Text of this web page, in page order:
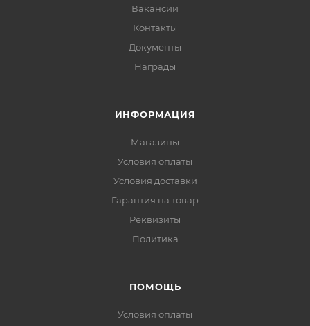
Вакансии
Контакты
Документы
Награды
ИНФОРМАЦИЯ
Магазины
Условия оплаты
Условия доставки
Гарантия на товар
Реквизиты
Политика
ПОМОЩЬ
Условия оплаты